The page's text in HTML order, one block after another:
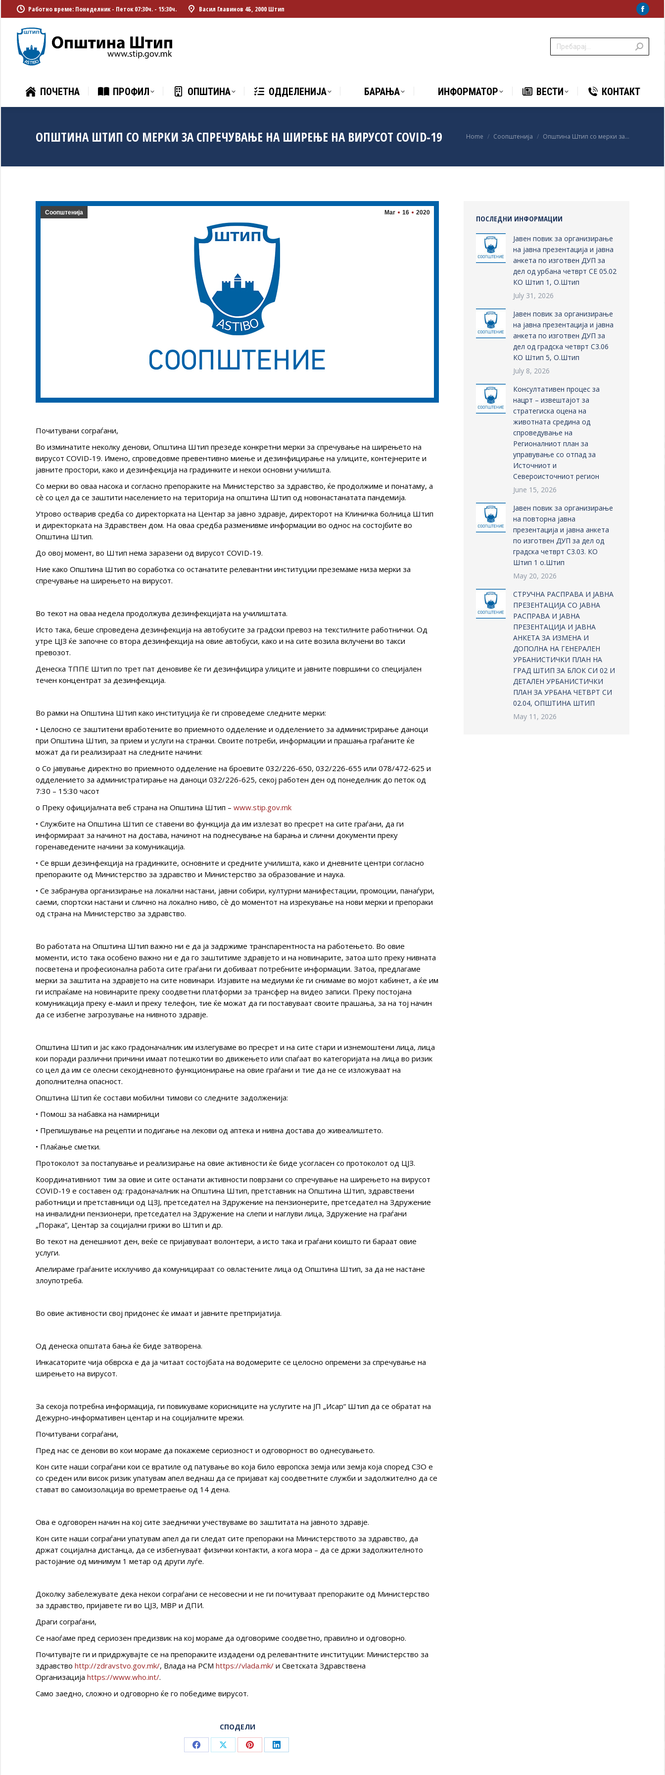
Работно време: Понеделник - Петок 07:30ч. - 15:30ч. Васил Главинов 4Б, 2000 Штип
opens
in
ПОЧЕТНА ПРОФИЛ ОПШТИНА ОДДЕЛЕНИЈА БАРАЊА ИНФОРМАТОР ВЕСТИ КОНТАКТ
ОПШТИНА ШТИП СО МЕРКИ ЗА СПРЕЧУВАЊЕ НА ШИРЕЊЕ НА ВИРУСОТ COVID-19 You are here:
Home Соопштенија Општина Штип со мерки за…
Mar 16 2020
Соопштенија
Почитувани сограѓани,
Во изминатите неколку денови, Општина Штип презеде конкретни мерки за спречување на ширењето на
вирусот COVID-19. Имено, спроведовме превентивно миење и дезинфицирање на улиците, контејнерите и
јавните простори, како и дезинфекција на градинките и некои основни училишта.
Со мерки во оваа насока и согласно препораките на Министерство за здравство, ќе продолжиме и понатаму, а
сѐ со цел да се заштити населението на територија на општина Штип од новонастанатата пандемија.
Утрово остварив средба со директорката на Центар за јавно здравје, директорот на Клиничка болница Штип
и директорката на Здравствен дом. На оваа средба разменивме информации во однос на состојбите во
Општина Штип.
До овој момент, во Штип нема заразени од вирусот COVID-19.
Ние како Општина Штип во соработка со останатите релевантни институции преземаме низа мерки за
спречување на ширењето на вирусот.
Во текот на оваа недела продолжува дезинфекцијата на училиштата.
Исто така, беше спроведена дезинфекција на автобусите за градски превоз на текстилните работнички. Од
утре ЦЈЗ ќе започне со втора дезинфекција на овие автобуси, како и на сите возила вклучени во такси
превозот.
Денеска ТППЕ Штип по трет пат деновиве ќе ги дезинфицира улиците и јавните површини со специјален
течен концентрат за дезинфекција.
Во рамки на Општина Штип како институција ќе ги спроведеме следните мерки:
• Целосно се заштитени вработените во приемното одделение и одделението за администрирање даноци
при Општина Штип, за прием и услуги на странки. Своите потреби, информации и прашања граѓаните ќе
можат да ги реализираат на следните начини:
o Со јавување директно во приемното одделение на броевите 032/226-650, 032/226-655 или 078/472-625 и
одделението за администратирање на даноци 032/226-625, секој работен ден од понеделник до петок од
7:30 – 15:30 часот
o Преку официјалната веб страна на Општина Штип – www.stip.gov.mk
• Службите на Општина Штип се ставени во функција да им излезат во пресрет на сите граѓани, да ги
информираат за начинот на достава, начинот на поднесување на барања и слични документи преку
горенаведените начини за комуникација.
• Се врши дезинфекција на градинките, основните и средните училишта, како и дневните центри согласно
препораките од Министерство за здравство и Министерство за образование и наука.
• Се забранува организирање на локални настани, јавни собири, културни манифестации, промоции, панаѓури,
саеми, спортски настани и слично на локално ниво, сѐ до моментот на изрекување на нови мерки и препораки
од страна на Министерство за здравство.
Во работата на Општина Штип важно ни е да ја задржиме транспарентноста на работењето. Во овие
моменти, исто така особено важно ни е да го заштитиме здравјето и на новинарите, затоа што преку нивната
посветена и професионална работа сите граѓани ги добиваат потребните информации. Затоа, предлагаме
мерки за заштита на здравјето на сите новинари. Изјавите на медиуми ќе ги снимаме во мојот кабинет, а ќе им
ги испраќаме на новинарите преку соодветни платформи за трансфер на видео записи. Преку постојана
комуникација преку е-маил и преку телефон, тие ќе можат да ги поставуваат своите прашања, за на тој начин
да се избегне загрозување на нивното здравје.
Општина Штип и јас како градоначалник им излегуваме во пресрет и на сите стари и изнемоштени лица, лица
кои поради различни причини имаат потешкотии во движењето или спаѓаат во категоријата на лица во ризик
со цел да им се олесни секојдневното функционирање на овие граѓани и тие да не се изложуваат на
дополнителна опасност.
Општина Штип ќе состави мобилни тимови со следните задолженија:
• Помош за набавка на намирници
• Препишување на рецепти и подигање на лекови од аптека и нивна достава до живеалиштето.
• Плаќање сметки.
Протоколот за постапување и реализирање на овие активности ќе биде усогласен со протоколот од ЦЈЗ.
Координативниот тим за овие и сите останати активности поврзани со спречување на ширењето на вирусот
COVID-19 е составен од: градоначалник на Општина Штип, претставник на Општина Штип, здравствени
работници и претставници од ЦЗЈ, претседател на Здружение на пензионерите, претседател на Здружение
на инвалидни пензионери, претседател на Здружение на слепи и наглуви лица, Здружение на граѓани
„Порака“, Центар за социјални грижи во Штип и др.
Во текот на денешниот ден, веќе се пријавуваат волонтери, а исто така и граѓани коишто ги бараат овие
услуги.
Апелираме граѓаните исклучиво да комуницираат со овластените лица од Општина Штип, за да не настане
злоупотреба.
Во овие активности свој придонес ќе имаат и јавните претпријатија.
Од денеска општата бања ќе биде затворена.
Инкасаторите чија обврска е да ја читаат состојбата на водомерите се целосно опремени за спречување на
ширењето на вирусот.
За секоја потребна информација, ги повикуваме корисниците на услугите на ЈП „Исар“ Штип да се обратат на
Дежурно-информативен центар и на социјалните мрежи.
Почитувани сограѓани,
Пред нас се денови во кои мораме да покажеме сериозност и одговорност во однесувањето.
Кон сите наши сограѓани кои се вратиле од патување во која било европска земја или земја која според СЗО е
со среден или висок ризик упатувам апел веднаш да се пријават кај соодветните служби и задолжително да се
стават во самоизолација во времетраење од 14 дена.
Ова е одговорен начин на кој сите заеднички учествуваме во заштитата на јавното здравје.
Кон сите наши сограѓани упатувам апел да ги следат сите препораки на Министерството за здравство, да
држат социјална дистанца, да се избегнуваат физички контакти, а кога мора – да се држи задолжителното
растојание од минимум 1 метар од други луѓе.
Доколку забележувате дека некои сограѓани се несовесни и не ги почитуваат препораките од Министерство
за здравство, пријавете ги во ЦЈЗ, МВР и ДПИ.
Драги сограѓани,
Се наоѓаме пред сериозен предизвик на кој мораме да одговориме соодветно, правилно и одговорно.
Почитувајте ги и придржувајте се на препораките издадени од релевантните институции: Министерство за
здравство http://zdravstvo.gov.mk/, Влада на РСМ https://vlada.mk/ и Светската Здравствена
Организација https://www.who.int/.
Само заедно, сложно и одговорно ќе го победиме вирусот.
СПОДЕЛИ
Share Share Share Share
ПОСЛЕДНИ ИНФОРМАЦИИ
Јавен повик за организирање
на јавна презентација и јавна
анкета по изготвен ДУП за
дел од урбана четврт СЕ 05.02
КО Штип 1, О.Штип
July 31, 2026
Јавен повик за организирање
на јавна презентација и јавна
анкета по изготвен ДУП за
дел од градска четврт С3.06
КО Штип 5, О.Штип
July 8, 2026
Консултативен процес за
нацрт – извештајот за
стратегиска оцена на
животната средина од
спроведување на
Регионалниот план за
управување со отпад за
Источниот и
Североисточниот регион
June 15, 2026
Јавен повик за организирање
на повторна јавна
презентација и јавна анкета
по изготвен ДУП за дел од
градска четврт С3.03. КО
Штип 1 о.Штип
May 20, 2026
СТРУЧНА РАСПРАВА И ЈАВНА
ПРЕЗЕНТАЦИЈА СО ЈАВНА
РАСПРАВА И ЈАВНА
ПРЕЗЕНТАЦИЈА И ЈАВНА
АНКЕТА ЗА ИЗМЕНА И
ДОПОЛНА НА ГЕНЕРАЛЕН
УРБАНИСТИЧКИ ПЛАН НА
ГРАД ШТИП ЗА БЛОК СИ 02 И
ДЕТАЛЕН УРБАНИСТИЧКИ
ПЛАН ЗА УРБАНА ЧЕТВРТ СИ
02.04, ОПШТИНА ШТИП
May 11, 2026
ПОЧЕТНА ПРОФИЛ ОПШТИНА ОДДЕЛЕНИЈА БАРАЊА ИНФОРМАТОР ВЕСТИ КОНТАКТ